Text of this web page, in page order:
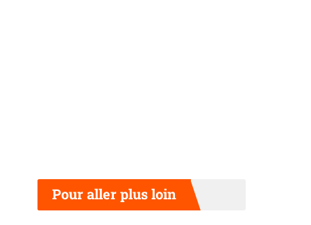
Pour aller plus loin